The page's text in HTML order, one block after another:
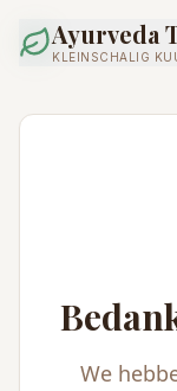
Ayurveda
KLEINSCHALIG
We